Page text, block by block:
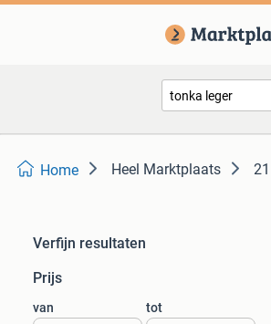
Home Heel Marktplaats
Verfijn resultaten
Prijs
van tot